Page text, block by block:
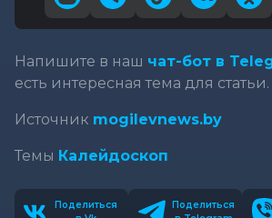
Напишите в наш чат-бот в
есть интересная тема для статьи.
Источник mogilevnews.by
Темы Калейдоскоп
Поделиться
Поделиться